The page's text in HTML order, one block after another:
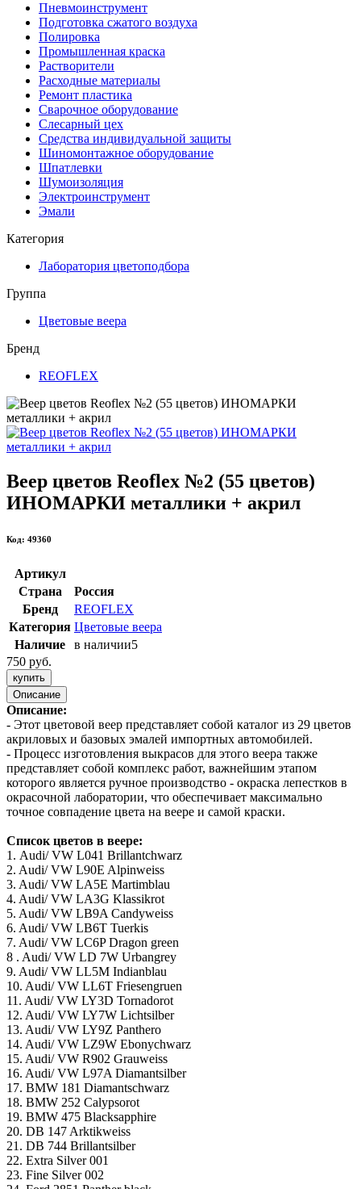
Пневмоинструмент
Подготовка сжатого воздуха
Полировка
Промышленная краска
Растворители
Расходные материалы
Ремонт пластика
Сварочное оборудование
Слесарный цех
Средства индивидуальной защиты
Шиномонтажное оборудование
Шпатлевки
Шумоизоляция
Электроинструмент
Эмали
Категория
Лаборатория цветоподбора
Группа
Цветовые веера
Бренд
REOFLEX
Веер цветов Reoflex №2 (55 цветов)
ИНОМАРКИ металлики + акрил
Код: 49360
Артикул
Страна
Россия
Бренд
REOFLEX
Категория Цветовые веера
Наличие
в наличии5
750 руб.
купить
Описание
Описание:
- Этот цветовой веер представляет собой каталог из 29 цветов
акриловых и базовых эмалей импортных автомобилей.
- Процесс изготовления выкрасов для этого веера также
представляет собой комплекс работ, важнейшим этапом
которого является ручное производство - окраска лепестков в
окрасочной лаборатории, что обеспечивает максимально
точное совпадение цвета на веере и самой краски.
Список цветов в веере:
1. Audi/ VW L041 Brillantchwarz
2. Audi/ VW L90E Alpinweiss
3. Audi/ VW LA5E Martimblau
4. Audi/ VW LA3G Klassikrot
5. Audi/ VW LB9A Candyweiss
6. Audi/ VW LB6T Tuerkis
7. Audi/ VW LC6P Dragon green
8 . Audi/ VW LD 7W Urbangrey
9. Audi/ VW LL5М Indianblau
10. Audi/ VW LL6T Friesengruen
11. Audi/ VW LY3D Tornadorot
12. Audi/ VW LY7W Lichtsilber
13. Audi/ VW LY9Z Panthero
14. Audi/ VW LZ9W Ebonyсhwarz
15. Audi/ VW R902 Grauweiss
16. Audi/ VW L97A Diamantsilber
17. BMW 181 Diamantschwarz
18. BMW 252 Calypsorot
19. BMW 475 Blacksapphire
20. DB 147 Arktikweiss
21. DB 744 Brillantsilber
22. Extra Silver 001
23. Fine Silver 002